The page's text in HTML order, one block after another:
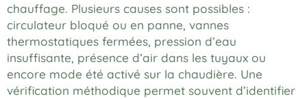
chauffage. Plusieurs causes sont possibles :
circulateur bloqué ou en panne, vannes
thermostatiques fermées, pression d’eau
insuffisante, présence d’air dans les tuyaux ou
encore mode été activé sur la chaudière. Une
vérification méthodique permet souvent d’identifier